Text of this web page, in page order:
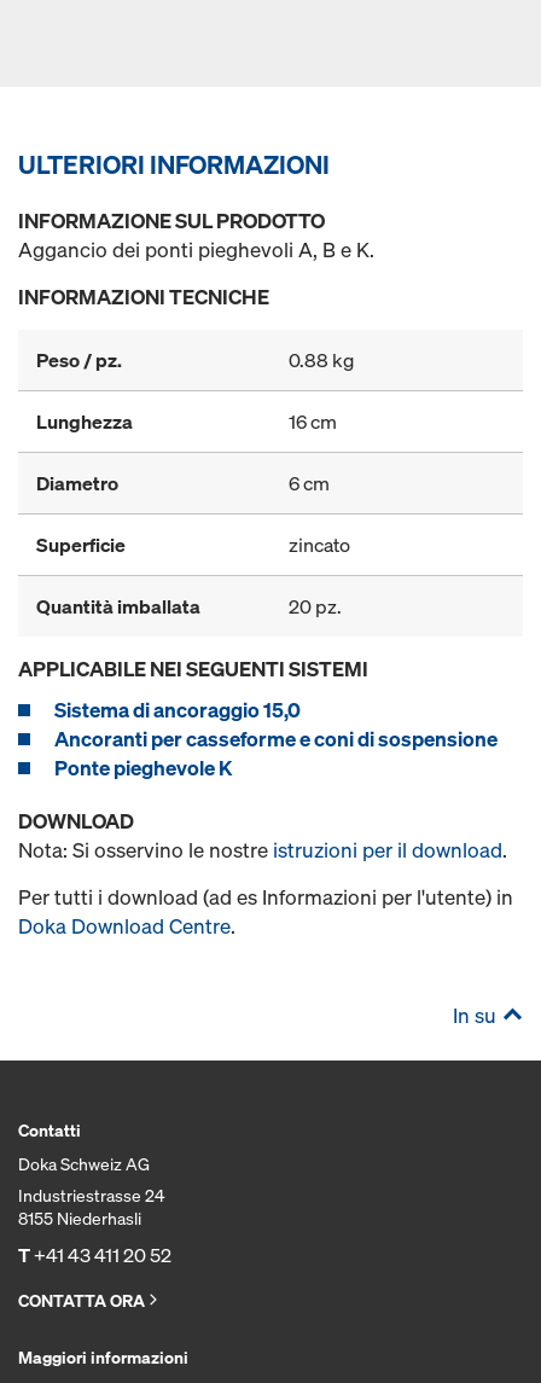
ULTERIORI INFORMAZIONI
INFORMAZIONE SUL PRODOTTO
Aggancio dei ponti pieghevoli A, B e K.
INFORMAZIONI TECNICHE
Peso / pz. 0.88 kg
Lunghezza 16 cm
Diametro 6 cm
Superficie zincato
Quantità imballata 20 pz.
APPLICABILE NEI SEGUENTI SISTEMI
Sistema di ancoraggio 15,0
Ancoranti per casseforme e coni di sospensione
Ponte pieghevole K
DOWNLOAD
Nota: Si osservino le nostre istruzioni per il download.
Per tutti i download (ad es Informazioni per l'utente) in
Doka Download Centre.
In su
Contatti
Doka Schweiz AG
Industriestrasse 24
8155 Niederhasli
T+41 43 411 20 52
CONTATTA ORA
Maggiori informazioni